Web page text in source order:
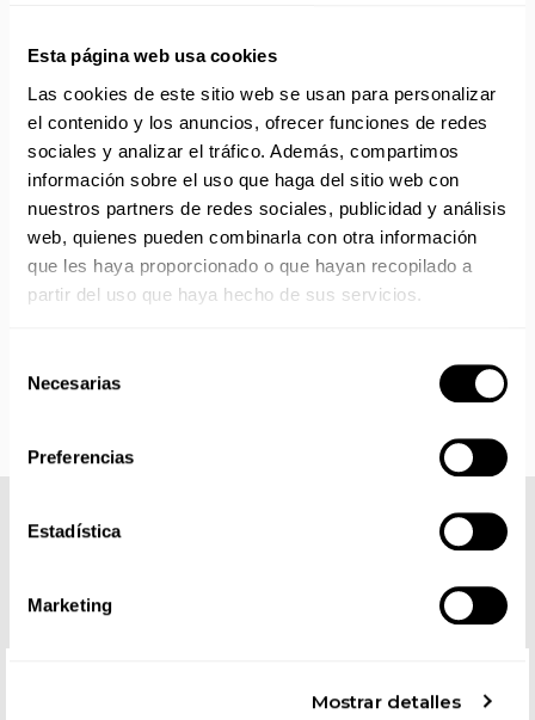
Esta página web usa cookies
Las cookies de este sitio web se usan para personalizar
el contenido y los anuncios, ofrecer funciones de redes
sociales y analizar el tráfico. Además, compartimos
información sobre el uso que haga del sitio web con
nuestros partners de redes sociales, publicidad y análisis
web, quienes pueden combinarla con otra información
que les haya proporcionado o que hayan recopilado a
partir del uso que haya hecho de sus servicios.
Necesarias
Preferencias
Estadística
Marketing
Mostrar detalles
ENVÍOS EN AGOSTO
No realizamos envíos del 10 al 21 de agosto.
Reanudamos envíos el día 24 de agosto para productos
con disponibilidad 24/48 horas.
Si adquieres productos con distinto plazo de entrega, el
pedido se envía cuando está completo.
Los productos sin disponibilidad 24 horas serán servidos a
partir de la fecha indicada en cada producto según fábrica.
IMPORTANTE PERSONALIZACIONES : EL taller de
COMPLETA TU LOOK